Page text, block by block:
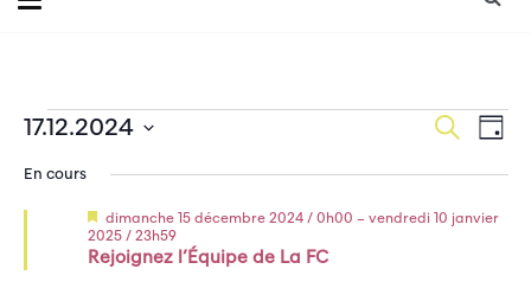
Évènements
for
mardi
et
Recherche
Jour
17.12.2024
une
date.
En cours
Rejoignez l’Équipe de La FC
Mis
en
avant
dimanche 15 décembre 2024 / 0h00 – vendredi 10 janvier
2025 / 23h59